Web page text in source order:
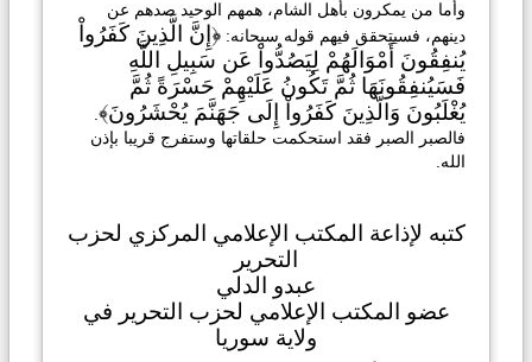
وأما من يمكرون بأهل الشام، همهم الوحيد صدهم عن
دينهم، فسيتحقق فيهم قوله سبحانه: ﴿إِنَّ الَّذِينَ كَفَرُواْ
يُنفِقُونَ أَمْوَالَهُمْ لِيَصُدُّواْ عَن سَبِيلِ اللَّهِ
فَسَيُنفِقُونَهَا ثُمَّ تَكُونُ عَلَيْهِمْ حَسْرَةً ثُمَّ
يُغْلَبُونَ وَالَّذِينَ كَفَرُواْ إِلَى جَهَنَّمَ يُحْشَرُونَ﴾.
فالصبر الصبر فقد استحكمت حلقاتها وستفرج قريبا بإذن
الله.
كتبه لإذاعة المكتب الإعلامي المركزي لحزب
التحرير
عبدو الدلي
عضو المكتب الإعلامي لحزب التحرير في
ولاية سوريا